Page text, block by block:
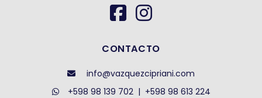
CONTACTO
info@vazquezcipriani.com
+598 98 139 702| +598 98 613 224